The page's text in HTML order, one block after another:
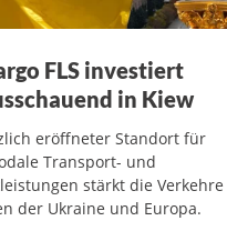
FLS investiert
in Kiew
eröffneter Standort für
Transport- und
stärkt die Verkehre
der Ukraine und Europa.